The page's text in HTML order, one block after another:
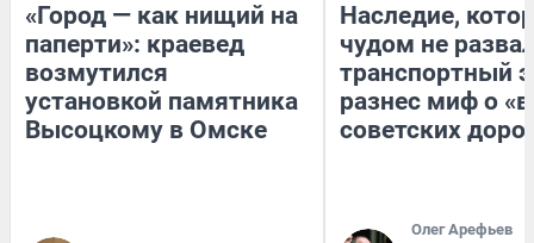
«Город — как нищий на
паперти»: краевед
возмутился
установкой памятника
Высоцкому в Омске
Наследие,
чудом не
транспортный
разнес миф о
советских
Олег Арефьев